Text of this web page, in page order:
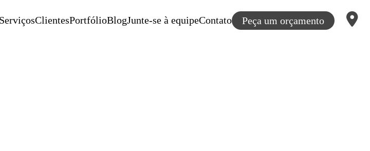
ServiçosClientesPortfólioBlogJunte-se à equipeContato Peça um orçamento